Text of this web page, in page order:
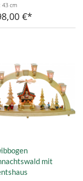
43 cm
€
mit